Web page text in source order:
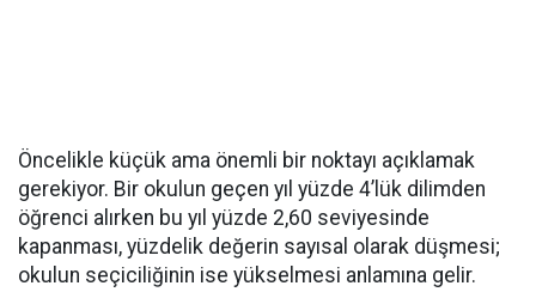
Öncelikle küçük ama önemli bir noktayı açıklamak
gerekiyor. Bir okulun geçen yıl yüzde 4’lük dilimden
öğrenci alırken bu yıl yüzde 2,60 seviyesinde
kapanması, yüzdelik değerin sayısal olarak düşmesi;
okulun seçiciliğinin ise yükselmesi anlamına gelir.